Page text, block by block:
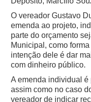
O vereador Gustavo
emenda ao projeto,
parte do orçamento
Municipal, como
intenção dele é dar
com dinheiro público.
A emenda individual
assim como no caso
vereador de indicar